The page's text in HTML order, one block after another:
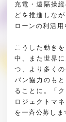
充電・遠隔操
どを推進しな
ローンの利活用
こうした動き
中、また世界
つ、より多く
パン協力のも
ることに。「
ロジェクトマ
を一斉公募しま